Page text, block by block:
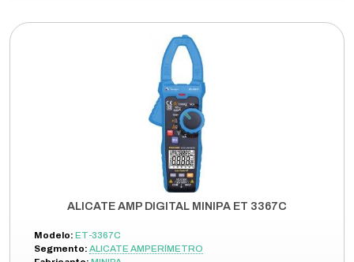
ALICATE AMP DIGITAL MINIPA ET 3367C
Modelo: ET-3367C
Segmento: ALICATE AMPERÍMETRO